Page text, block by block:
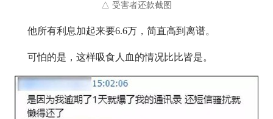
△ 受害者还款截图
他所有利息加起来要6.6万，简直高到离谱。
可怕的是，这样吸食人血的情况比比皆是。